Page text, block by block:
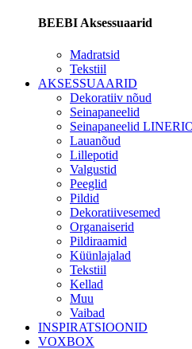
BEEBI Aksessuaarid
Madratsid
Tekstiil
AKSESSUAARID
Dekoratiiv nõud
Seinapaneelid
Seinapaneelid
Lauanõud
Lillepotid
Valgustid
Peeglid
Pildid
Dekoratiivesemed
Organaiserid
Pildiraamid
Küünlajalad
Tekstiil
Kellad
Muu
Vaibad
INSPIRATSIOONID
VOXBOX